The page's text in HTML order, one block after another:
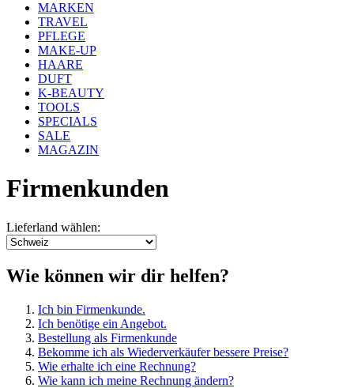
MARKEN
TRAVEL
PFLEGE
MAKE-UP
HAARE
DUFT
K-BEAUTY
TOOLS
SPECIALS
SALE
MAGAZIN
Firmenkunden
Lieferland wählen:
Wie können wir dir helfen?
Ich bin Firmenkunde.
Ich benötige ein Angebot.
Bestellung als Firmenkunde
Bekomme ich als Wiederverkäufer bessere Preise?
Wie erhalte ich eine Rechnung?
Wie kann ich meine Rechnung ändern?